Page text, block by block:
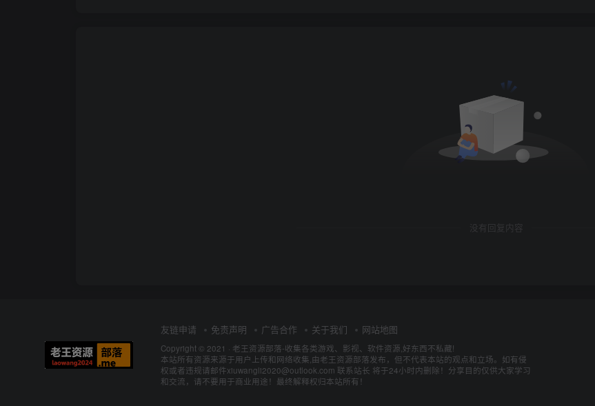
没有回复内容
友链申请 免责声明 广告合作 关于我们 网站地图
Copyright © 2021 · 老王资源部落-收集各类游戏、影视、软件资源,好东西不私藏!
本站所有资源来源于用户上传和网络收集,由老王资源部落发布，但不代表本站的观点和立场。如有侵
权或者违规请邮件xiuwangli2020@outlook.com 联系站长 将于24小时内删除！分享目的仅供大家学习
和交流，请不要用于商业用途！最终解释权归本站所有！